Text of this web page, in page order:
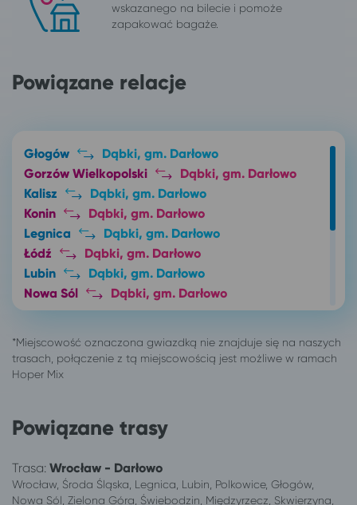
wskazanego na bilecie i pomoże
zapakować bagaże.
Powiązane relacje
Głogów
Dąbki, gm. Darłowo
Gorzów Wielkopolski
Dąbki, gm. Darłowo
Kalisz
Dąbki, gm. Darłowo
Konin
Dąbki, gm. Darłowo
Legnica
Dąbki, gm. Darłowo
Łódź
Dąbki, gm. Darłowo
Lubin
Dąbki, gm. Darłowo
Nowa Sól
Dąbki, gm. Darłowo
Pabianice
Dąbki, gm. Darłowo
Sieradz
Dąbki, gm. Darłowo
Świebodzin
Zielona Góra
Dąbki, gm. Darłowo
Powiązane trasy
Trasa: Wrocław - Darłowo
Wrocław, Środa Śląska, Legnica, Lubin, Polkowice, Głogów,
Nowa Sól, Zielona Góra, Świebodzin, Międzyrzecz, Skwierzyna,